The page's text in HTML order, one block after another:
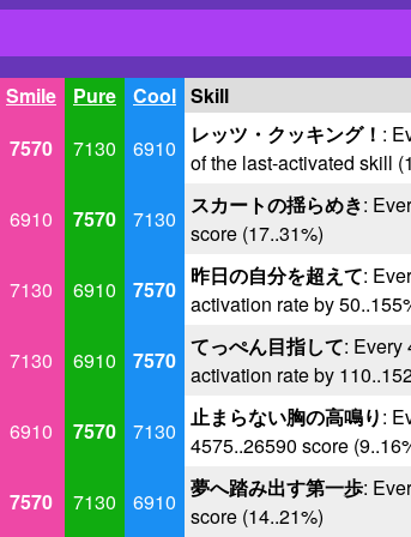
Smile Pure Cool Skill
7570 7130 6910
レッツ・クッキング！ :
of the last-activated skill
6910 7570 7130
スカートの揺らめき:
score (17..31%)
7130 6910 7570
昨日の自分を超えて:
activation rate by
7130 6910 7570
てっぺん目指して: Every
activation rate by
6910 7570 7130
止まらない胸の高鳴り:
4575..26590 score
7570 7130 6910
夢へ踏み出す第一歩:
score (14..21%)